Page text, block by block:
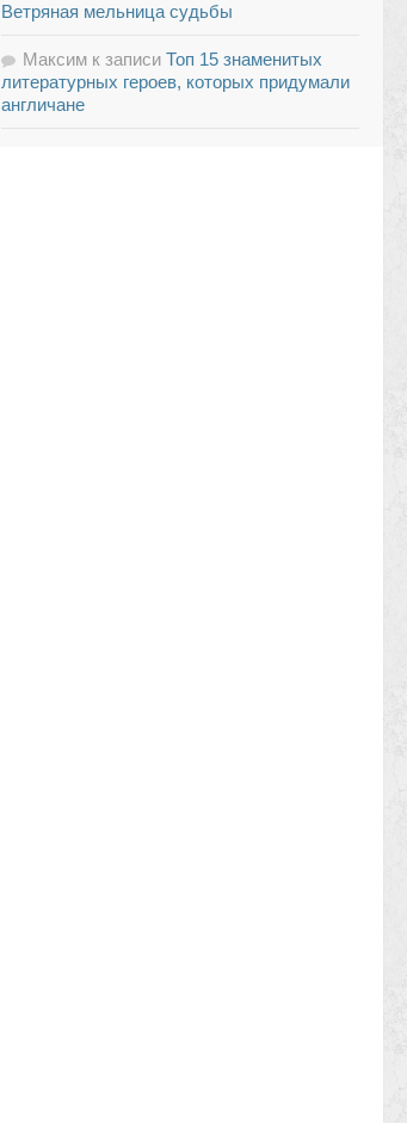
Ветряная мельница судьбы
Максим к записи Топ 15 знаменитых
литературных героев, которых придумали
англичане